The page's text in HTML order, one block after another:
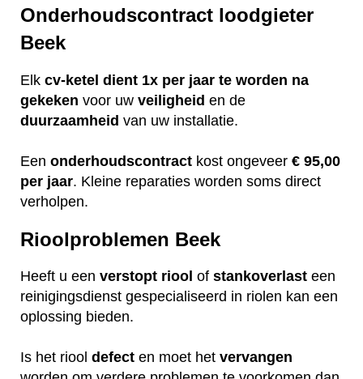
Onderhoudscontract loodgieter
Beek
Elk cv-ketel dient 1x per jaar te worden na
gekeken voor uw veiligheid en de
duurzaamheid van uw installatie.
Een onderhoudscontract kost ongeveer € 95,00
per jaar. Kleine reparaties worden soms direct
verholpen.
Rioolproblemen Beek
Heeft u een verstopt riool of stankoverlast een
reinigingsdienst gespecialiseerd in riolen kan een
oplossing bieden.
Is het riool defect en moet het vervangen